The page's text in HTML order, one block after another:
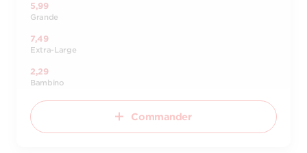
5,99
Grande
7,49
Extra-Large
2,29
Bambino
Commander